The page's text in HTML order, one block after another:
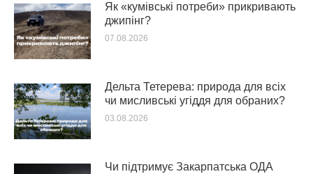
Як «кумівські потреби» прикривають
джипінг?
07.08.2026
Дельта Тетерева: природа для всіх
чи мисливські угіддя для обраних?
03.08.2026
Чи підтримує Закарпатська ОДА